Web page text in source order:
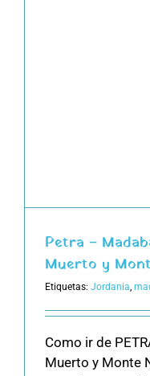
Petra –
Muerto y
Etiquetas: Jordania,
Como ir de
Muerto y Monte